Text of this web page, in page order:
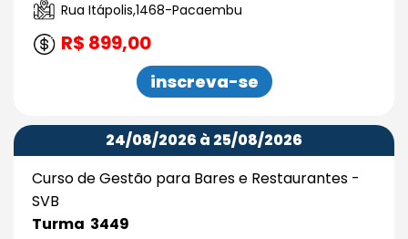
Rua Itápolis,1468-Pacaembu
R$ 899,00
inscreva-se
24/08/2026 à 25/08/2026
Curso de Gestão para Bares e Restaurantes -
SVB
Turma 3449